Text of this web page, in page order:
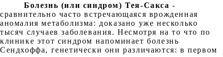
Болезнь (или синдром) Тея-Сакса -
сравнительно часто встречающаяся врожденная
аномалия метаболизма: доказано уже несколько
тысяч случаев заболевания. Несмотря на то что по
клинике этот синдром напоминает болезнь
Сендхоффа, генетически они различаются: в первом